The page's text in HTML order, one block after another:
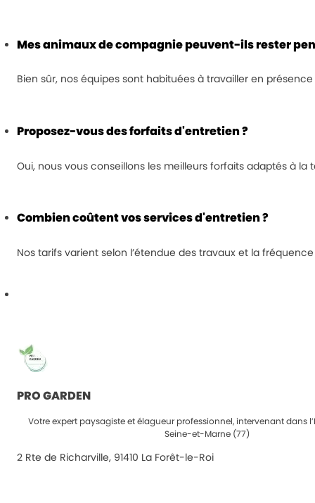
Mes animaux de compagnie peuvent-ils rester
Bien sûr, nos équipes sont habituées à travailler en
Proposez-vous des forfaits d'entretien ?
Oui, nous vous conseillons les meilleurs forfaits adaptés à la
Combien coûtent vos services d'entretien ?
Nos tarifs varient selon l’étendue des travaux et la
PRO GARDEN
Votre expert paysagiste et élagueur professionnel, intervenant dans
Seine-et-Marne (77)
2 Rte de Richarville, 91410 La Forêt-le-Roi